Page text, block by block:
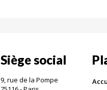
Siège social
9, rue de la Pompe